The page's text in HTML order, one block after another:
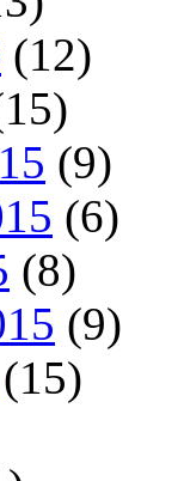
(12)
(9)
(6)
(8)
(9)
(15)